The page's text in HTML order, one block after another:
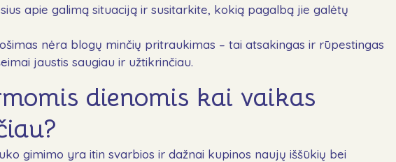
apie galimą situaciją ir susitarkite, kokią pagalbą jie galėtų
nėra blogų minčių pritraukimas – tai atsakingas ir rūpestingas
jaustis saugiau ir užtikrinčiau.
dienomis kai vaikas
gimimo yra itin svarbios ir dažnai kupinos naujų iššūkių bei